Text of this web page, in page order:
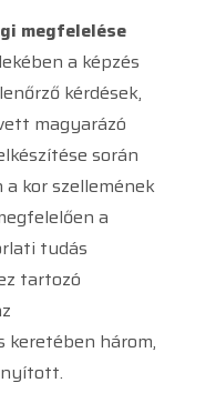
megfelelése
a képzés
kérdések,
magyarázó
során
kor szellemének
a
tudás
tartozó
keretében három,